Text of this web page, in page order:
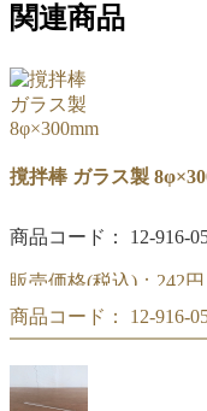
関連商品
撹拌棒 ガラス製
商品コード： 12-916-
販売価格(税込)： 242円
撹拌棒 ガラス製
商品コード： 12-916-
撹拌棒 ガラス製 8φ×300mm